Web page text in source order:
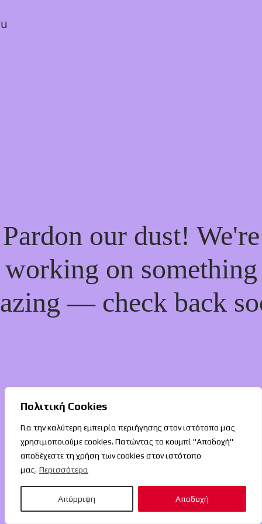
Πολιτική Cookies
Για την καλύτερη εμπειρία περιήγησης στον ιστότοπο μας
χρησιμοποιούμε cookies. Πατώντας το κουμπί "Αποδοχή"
αποδέχεστε τη χρήση των cookies στον ιστότοπο
μας. Περισσότερα
Απόρριψη Αποδοχή
Pardon our dust! We're
working on something
— check back